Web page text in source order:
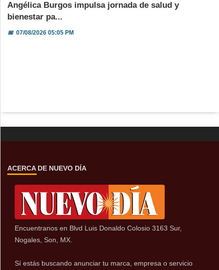
Angélica Burgos impulsa jornada de salud y
bienestar pa...
📅07/08/2026 05:05 PM
ACERCA DE NUEVO DÍA
Encuentranos en Blvd Luis Donaldo Colosio 3163 Sur,
Nogales, Son, MX.
Sí estás buscando anunciar tu marca, empresa o servicio